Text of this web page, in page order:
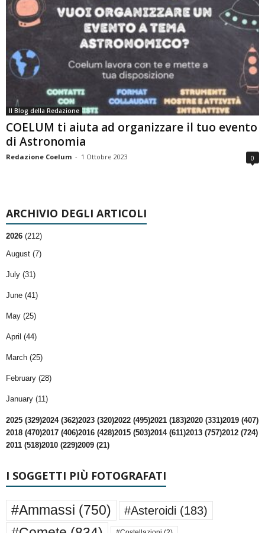
Il Blog della Redazione
COELUM ti aiuta ad organizzare il tuo evento
di Astronomia
Redazione Coelum - 1 Ottobre 2023 0
ARCHIVIO DEGLI ARTICOLI
2026 (212)
August (7)
July (31)
June (41)
May (25)
April (44)
March (25)
February (28)
January (11)
2025 (329)2024 (362)2023 (320)2022 (495)2021 (183)2020 (331)2019 (407)
2018 (470)2017 (406)2016 (428)2015 (503)2014 (611)2013 (757)2012 (724)
2011 (518)2010 (229)2009 (21)
I SOGGETTI PIÙ FOTOGRAFATI
#Ammassi (750) #Asteroidi (183)